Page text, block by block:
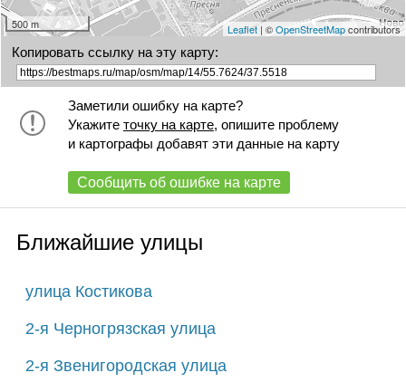
500 m Leaflet| ©OpenStreetMapcontributors
Копировать ссылку на эту карту:
Заметили ошибку на карте?
Укажите точку на карте, опишите проблему
и картографы добавят эти данные на карту
Сообщить об ошибке на карте
Ближайшие улицы
улица Костикова
2-я Черногрязская улица
2-я Звенигородская улица